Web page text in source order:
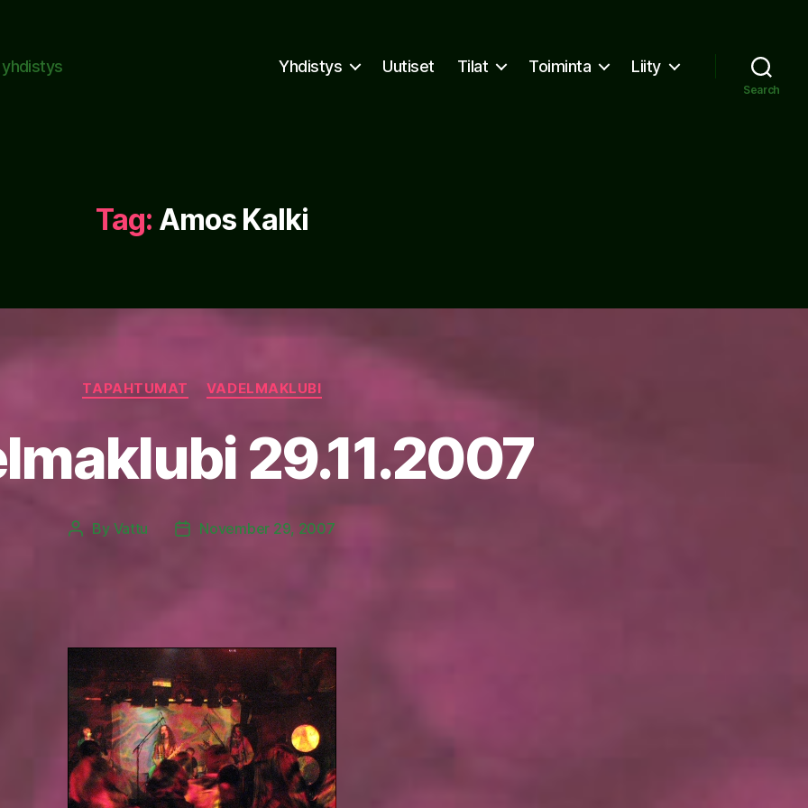
yhdistys Yhdistys Uutiset Tilat Toiminta Liity
Search
Tag: Amos Kalki
Categories
TAPAHTUMAT VADELMAKLUBI
29.11.2007
Post
By Vattu
PostNovember 29, 2007